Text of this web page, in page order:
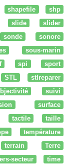
shapefile
shp
slide
slider
sonde
sonore
sous-marin
spi
sport
STL
stlreparer
suivi
surface
tactile
taille
température
terrain
Terre
secteur
time